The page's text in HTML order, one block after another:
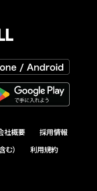
社概要
採用情報
む）
利用規約